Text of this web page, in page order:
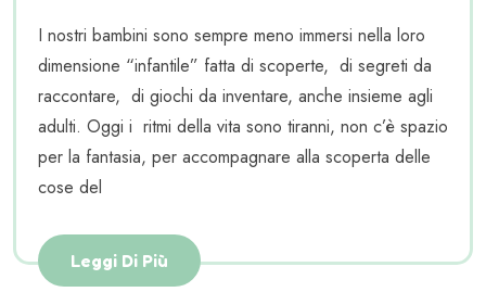
I nostri bambini sono sempre meno immersi nella loro
dimensione “infantile” fatta di scoperte, di segreti da
raccontare, di giochi da inventare, anche insieme agli
adulti. Oggi i ritmi della vita sono tiranni, non c’è spazio
per la fantasia, per accompagnare alla scoperta delle
cose del
Leggi Di Più